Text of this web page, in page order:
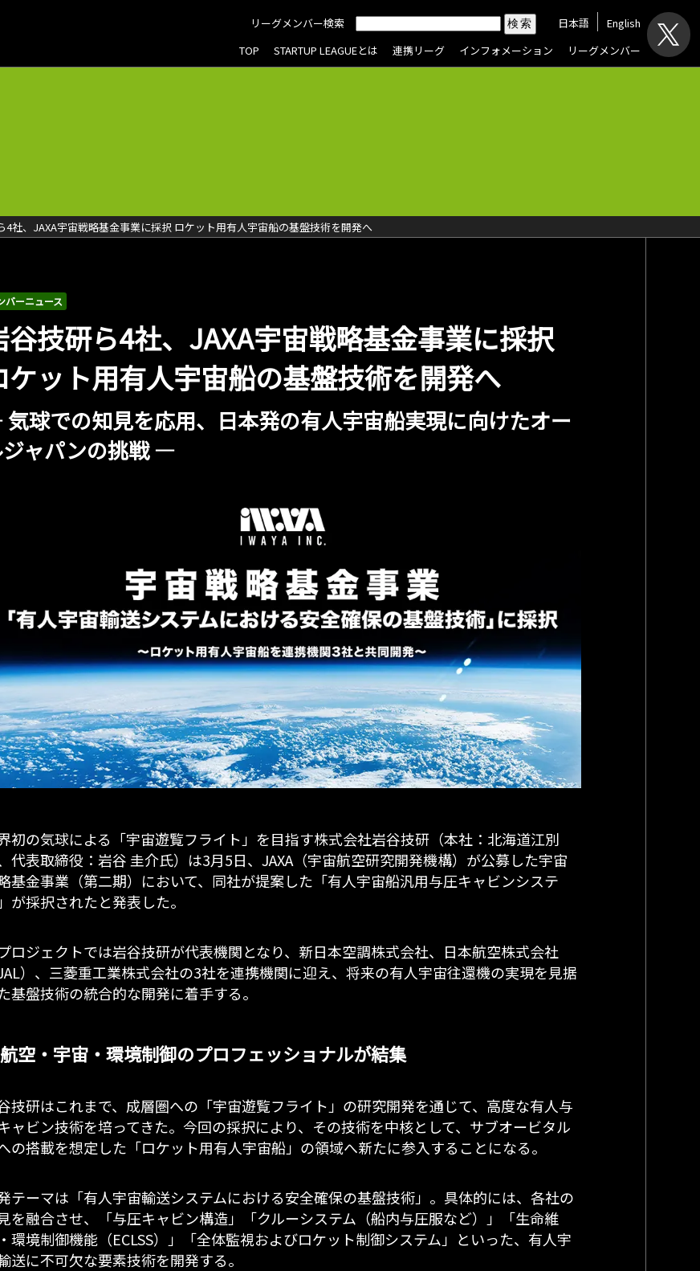
リーグメンバー検索 日本語
English
TOP
STARTUP LEAGUEとは 連携リーグ インフォメーション リーグメンバー
4社、JAXA宇宙戦略基金事業に採択 ロケット用有人宇宙船の基盤技術を開発へ
バーニュース
谷技研ら4社、JAXA宇宙戦略基金事業に採択
ケット用有人宇宙船の基盤技術を開発へ
球での知見を応用、日本発の有人宇宙船実現に向けたオー
ャパンの挑戦 ―
初の気球による「宇宙遊覧フライト」を目指す株式会社岩谷技研（本社：北海道江別
代表取締役：岩谷 圭介氏）は3月5日、JAXA（宇宙航空研究開発機構）が公募した宇宙
基金事業（第二期）において、同社が提案した「有人宇宙船汎用与圧キャビンシステ
が採択されたと発表した。
ロジェクトでは岩谷技研が代表機関となり、新日本空調株式会社、日本航空株式会社
JAL）、三菱重工業株式会社の3社を連携機関に迎え、将来の有人宇宙往還機の実現を見据
基盤技術の統合的な開発に着手する。
空・宇宙・環境制御のプロフェッショナルが結集
技研はこれまで、成層圏への「宇宙遊覧フライト」の研究開発を通じて、高度な有人与
ャビン技術を培ってきた。今回の採択により、その技術を中核として、サブオービタル
の搭載を想定した「ロケット用有人宇宙船」の領域へ新たに参入することになる。
テーマは「有人宇宙輸送システムにおける安全確保の基盤技術」。具体的には、各社の
を融合させ、「与圧キャビン構造」「クルーシステム（船内与圧服など）」「生命維
環境制御機能（ECLSS）」「全体監視およびロケット制御システム」といった、有人宇
送に不可欠な要素技術を開発する。